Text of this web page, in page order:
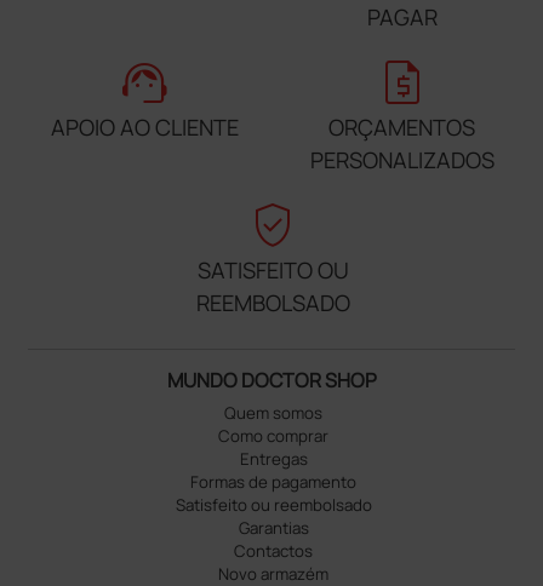
PAGAR
support_agent
APOIO AO CLIENTE
request_quote
ORÇAMENTOS
PERSONALIZADOS
verified_user
SATISFEITO OU
REEMBOLSADO
MUNDO DOCTOR SHOP
Quem somos
Como comprar
Entregas
Formas de pagamento
Satisfeito ou reembolsado
Garantias
Contactos
Novo armazém